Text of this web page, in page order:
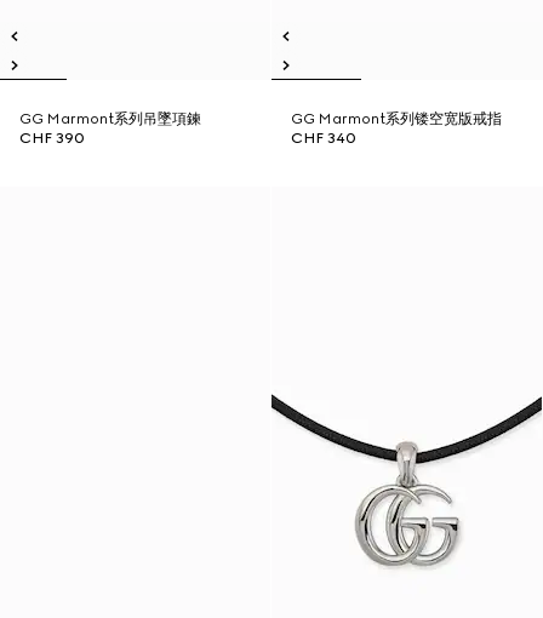
GG Marmont系列吊墜項鍊
CHF 390
GG Marmont系列镂空宽版戒指
CHF 340